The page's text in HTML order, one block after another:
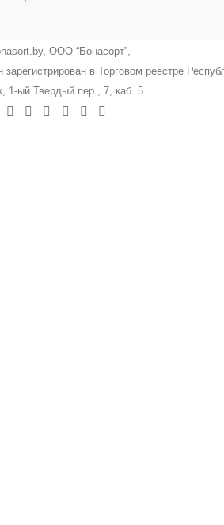
ООО “Бонасорт”,
в Торговом реестре
1-ый Твердый пер., 7, каб. 5